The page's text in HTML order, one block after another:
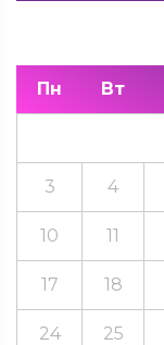
Пн Вт
3 4
10 11
17 18
24 25